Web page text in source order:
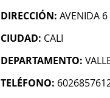
DIRECCIÓN: AVENIDA
CIUDAD: CALI
DEPARTAMENTO:
TELÉFONO: